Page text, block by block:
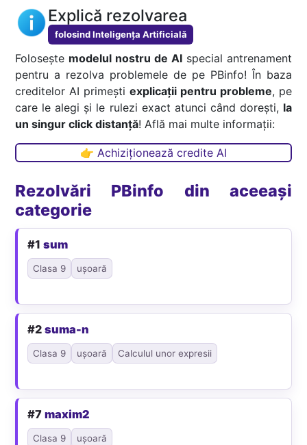
Explică rezolvarea
folosind Inteligența Artificială
Folosește modelul nostru de AIspecial antrenament
pentru a rezolva problemele de pe PBinfo! În baza
creditelor AI primești explicații pentru probleme, pe
care le alegi și le rulezi exact atunci când dorești, la
un singur click distanță! Află mai multe informații:
👉 Achiziționează credite AI
Rezolvări PBinfo din aceeași
categorie
#1sum
Clasa 9 ușoară
#2suma-n
Clasa 9 ușoară Calculul unor expresii
#7maxim2
Clasa 9 ușoară